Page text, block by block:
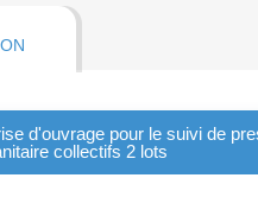
d'ouvrage pour le suivi de
collectifs 2 lots